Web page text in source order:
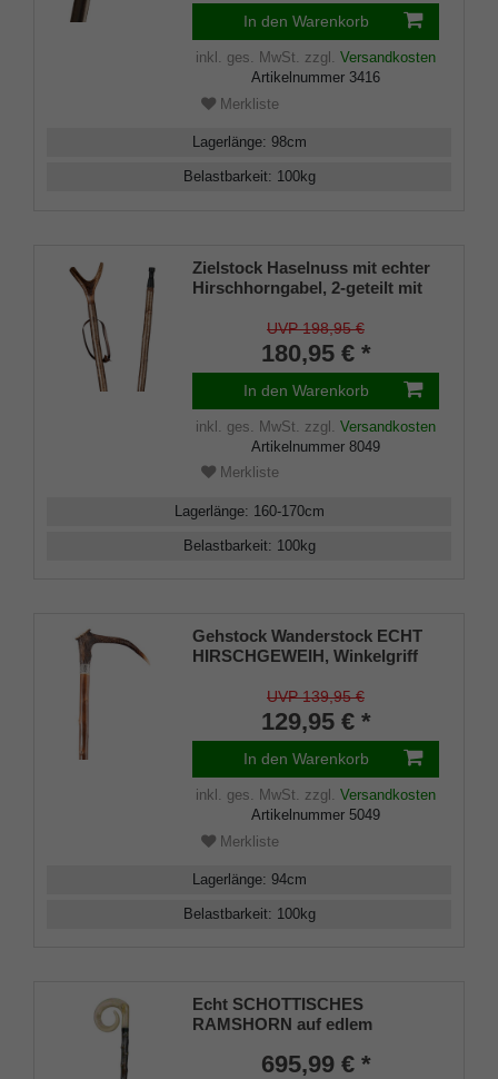
In den Warenkorb
inkl. ges. MwSt. zzgl. Versandkosten
Artikelnummer 3416
Merkliste
Lagerlänge: 98cm
Belastbarkeit: 100kg
Zielstock Haselnuss mit echter
Hirschhorngabel, 2-geteilt mit
gebohrter Leder- Tragschlaufe
UVP 198,95 €
180,95 € *
In den Warenkorb
inkl. ges. MwSt. zzgl. Versandkosten
Artikelnummer 8049
Merkliste
Lagerlänge: 160-170cm
Belastbarkeit: 100kg
Gehstock Wanderstock ECHT
HIRSCHGEWEIH, Winkelgriff
aufgesetzt auf einen Stock aus
geflammtem Kastanienholz mit
Dekorband, inklusiv
Bergstockspitze aus Metall als
Abschluß.
UVP 139,95 €
129,95 € *
In den Warenkorb
inkl. ges. MwSt. zzgl. Versandkosten
Artikelnummer 5049
Merkliste
Lagerlänge: 94cm
Belastbarkeit: 100kg
Echt SCHOTTISCHES
RAMSHORN auf edlem
695,99 € *